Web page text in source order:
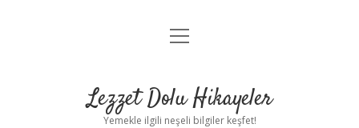
Anasayfa
Yasal Uyarı
menüyü
Lezzet Dolu Hikayeler
Yemekle ilgili neşeli bilgiler keşfet!